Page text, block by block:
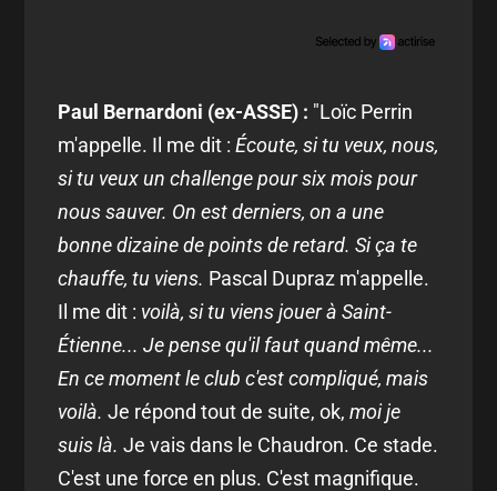
Paul Bernardoni (ex-ASSE) : "Loïc Perrin
m'appelle. Il me dit :Écoute, si tu veux, nous,
si tu veux un challenge pour six mois pour
nous sauver. On est derniers, on a une
bonne dizaine de points de retard. Si ça te
chauffe, tu viens. Pascal Dupraz m'appelle.
Il me dit : voilà, si tu viens jouer à Saint-
Étienne... Je pense qu'il faut quand même...
En ce moment le club c'est compliqué, mais
voilà.Je répond tout de suite, ok,moi je
suis là. Je vais dans le Chaudron. Ce stade.
C'est une force en plus. C'est magnifique.